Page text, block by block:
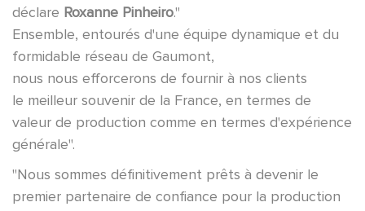
déclare Roxanne Pinheiro."
Ensemble, entourés d'une équipe dynamique et du
formidable réseau de Gaumont,
nous nous efforcerons de fournir à nos clients
le meilleur souvenir de la France, en termes de
valeur de production comme en termes d'expérience
générale".
"Nous sommes définitivement prêts à devenir le
premier partenaire de confiance pour la production